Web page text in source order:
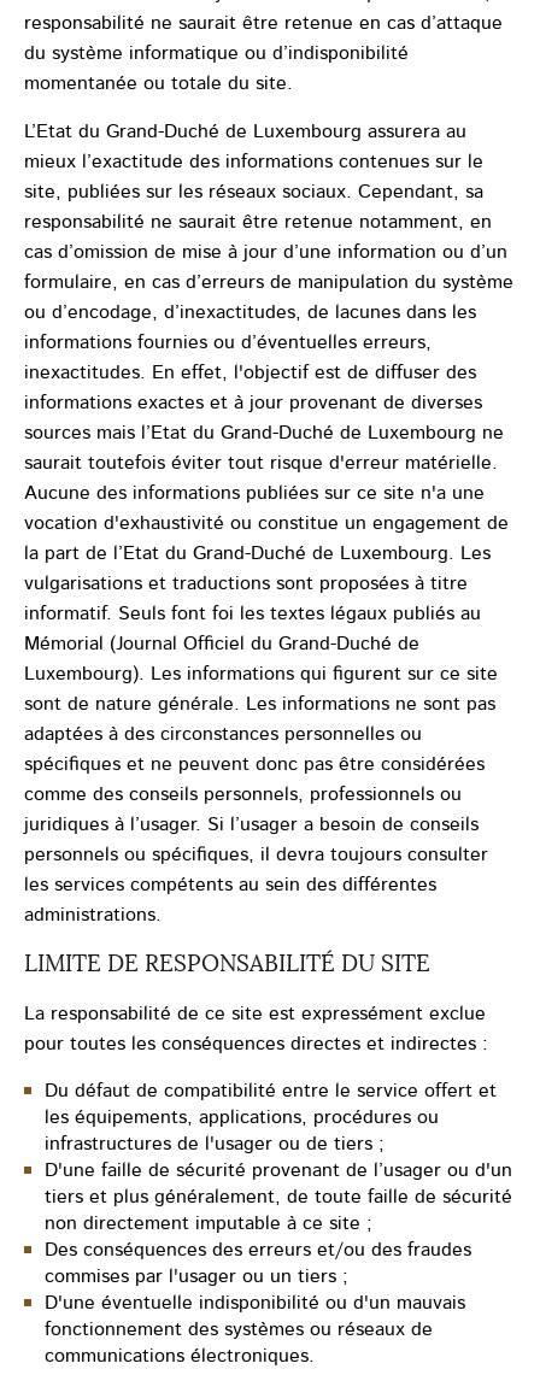
responsabilité ne saurait être retenue en cas d’attaque
du système informatique ou d’indisponibilité
momentanée ou totale du site.
L’Etat du Grand-Duché de Luxembourg assurera au
mieux l’exactitude des informations contenues sur le
site, publiées sur les réseaux sociaux. Cependant, sa
responsabilité ne saurait être retenue notamment, en
cas d’omission de mise à jour d’une information ou d’un
formulaire, en cas d’erreurs de manipulation du système
ou d’encodage, d’inexactitudes, de lacunes dans les
informations fournies ou d’éventuelles erreurs,
inexactitudes. En effet, l'objectif est de diffuser des
informations exactes et à jour provenant de diverses
sources mais l’Etat du Grand-Duché de Luxembourg ne
saurait toutefois éviter tout risque d'erreur matérielle.
Aucune des informations publiées sur ce site n'a une
vocation d'exhaustivité ou constitue un engagement de
la part de l’Etat du Grand-Duché de Luxembourg. Les
vulgarisations et traductions sont proposées à titre
informatif. Seuls font foi les textes légaux publiés au
Mémorial (Journal Officiel du Grand-Duché de
Luxembourg). Les informations qui figurent sur ce site
sont de nature générale. Les informations ne sont pas
adaptées à des circonstances personnelles ou
spécifiques et ne peuvent donc pas être considérées
comme des conseils personnels, professionnels ou
juridiques à l’usager. Si l’usager a besoin de conseils
personnels ou spécifiques, il devra toujours consulter
les services compétents au sein des différentes
administrations.
LIMITE DE RESPONSABILITÉ DU SITE
La responsabilité de ce site est expressément exclue
pour toutes les conséquences directes et indirectes :
Du défaut de compatibilité entre le service offert et
les équipements, applications, procédures ou
infrastructures de l'usager ou de tiers ;
D'une faille de sécurité provenant de l’usager ou d'un
tiers et plus généralement, de toute faille de sécurité
non directement imputable à ce site ;
Des conséquences des erreurs et/ou des fraudes
commises par l'usager ou un tiers ;
D'une éventuelle indisponibilité ou d'un mauvais
fonctionnement des systèmes ou réseaux de
communications électroniques.